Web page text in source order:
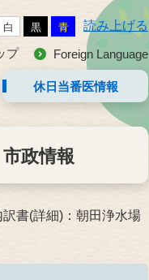
白 黒 青 読み上げる
プ Foreign Language
休日当番医情報
市政情報
訳書(詳細)：朝田浄水場